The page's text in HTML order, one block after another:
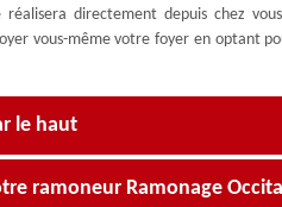
directement depuis chez
vous-même votre foyer en optant
le haut
ramoneur Ramonage